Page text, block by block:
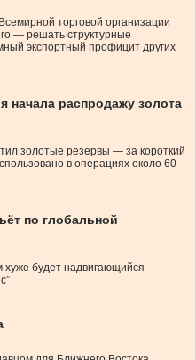
торговой организации
— решать структурные
экспортный профицит других
начала распродажу золота
золотые резервы — за короткий
в операциях около 60
по глобальной
будет надвигающийся